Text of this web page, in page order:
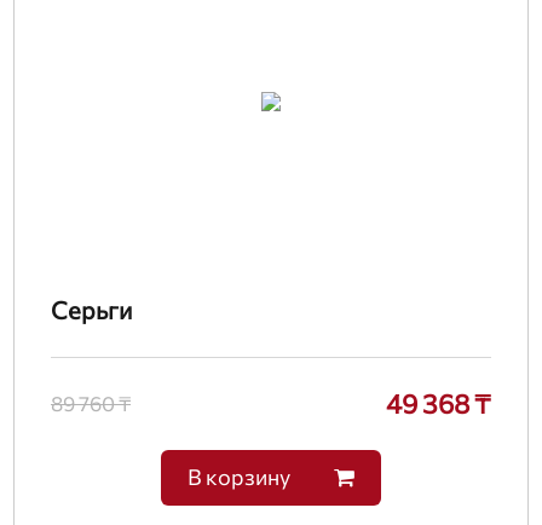
Серьги
89 760 ₸ 49 368 ₸
В корзину